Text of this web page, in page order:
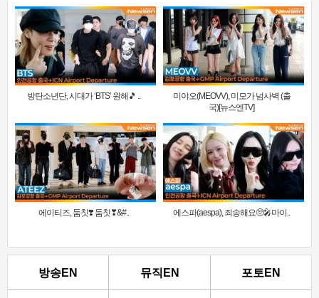
방탄소년단, 시대가 ‘BTS’ 원해🎵 ..
미야오(MEOVV), 미모가 넘사벽 (출
국)[뉴스엔TV]
에이티즈, 둠칫❣️ 둠칫❣&#.. 에스파(aespa), 죄송해요🥺🎤마이..
방송EN 뮤직EN 포토EN